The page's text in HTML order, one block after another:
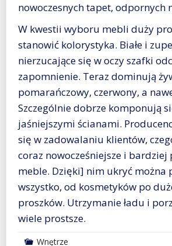
nowoczesnych tapet, odpornych
W kwestii wyboru mebli duży
stanowić kolorystyka. Białe i
nierzucające się w oczy szafki
zapomnienie. Teraz dominują
pomarańczowy, czerwony, a
Szczególnie dobrze komponują
jaśniejszymi ścianami.
się w zadowalaniu klientów,
coraz nowocześniejsze i bardziej
meble. Dzięki] nim ukryć można
wszystko, od kosmetyków po
proszków. Utrzymanie ładu i
wiele prostsze.
Wnętrze